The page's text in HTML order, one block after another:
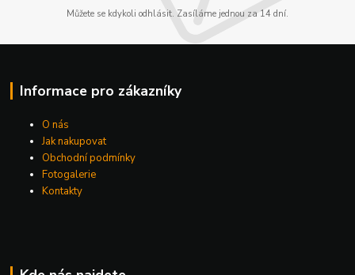
Můžete se kdykoli odhlásit. Zasíláme jednou za 14 dní.
Informace pro zákazníky
O nás
Jak nakupovat
Obchodní podmínky
Fotogalerie
Kontakty